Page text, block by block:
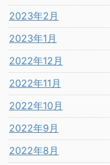
2023年2月
2023年1月
2022年12月
2022年11月
2022年10月
2022年9月
2022年8月